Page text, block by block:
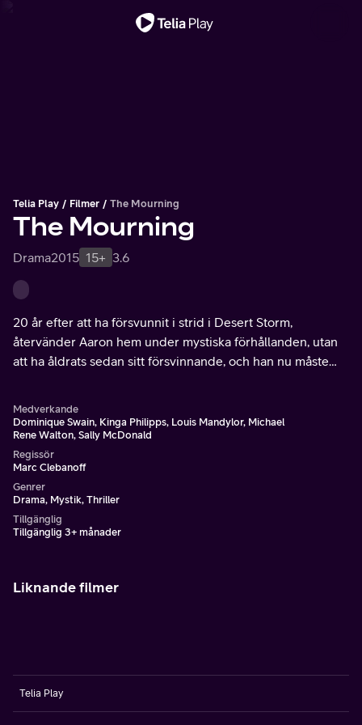
Telia Play Filmer The Mourning
The Mourning
Drama2015 15+ 3.6
20 år efter att ha försvunnit i strid i Desert Storm,
återvänder Aaron hem under mystiska förhållanden, utan
att ha åldrats sedan sitt försvinnande, och han nu måste
existens.
Medverkande
Dominique Swain, Kinga Philipps, Louis Mandylor, Michael
Rene Walton, Sally McDonald
Regissör
Marc Clebanoff
Genrer
Drama, Mystik, Thriller
Tillgänglig
Tillgänglig 3+ månader
Liknande filmer
Telia Play